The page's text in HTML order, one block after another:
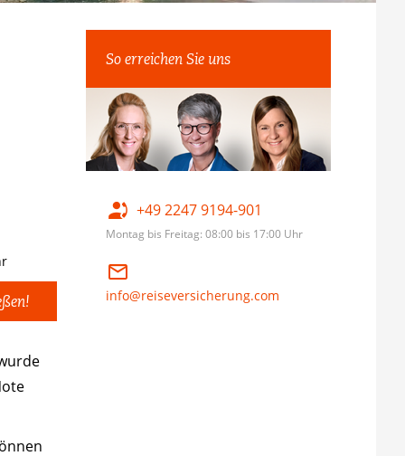
So erreichen Sie uns
+49 2247 9194-901
Montag bis Freitag: 08:00 bis 17:00 Uhr
info@reiseversicherung.com